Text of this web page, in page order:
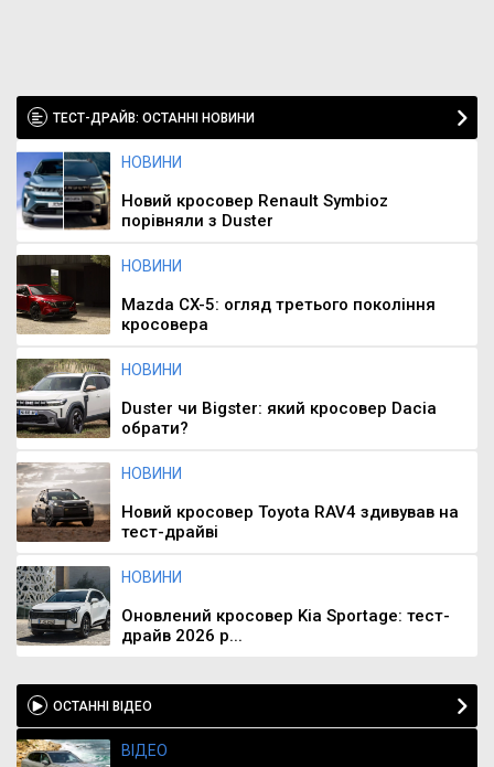
ТЕСТ-ДРАЙВ: ОСТАННІ НОВИНИ
НОВИНИ
Новий кросовер Renault Symbioz
порівняли з Duster
НОВИНИ
Mazda CX-5: огляд третього покоління
кросовера
НОВИНИ
Duster чи Bigster: який кросовер Dacia
обрати?
НОВИНИ
Новий кросовер Toyota RAV4 здивував на
тест-драйві
НОВИНИ
Оновлений кросовер Kia Sportage: тест-
драйв 2026 р...
ОСТАННІ ВІДЕО
ВІДЕО